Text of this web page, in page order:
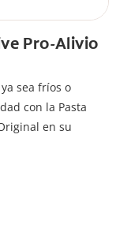
Pro-Alivio
sea fríos o
con la Pasta
en su